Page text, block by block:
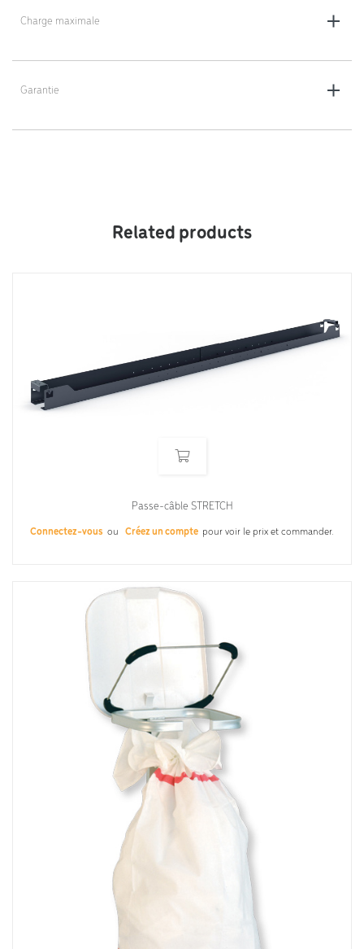
Charge maximale
250 kg
Garantie
5 ans
Related products
Passe-câble STRETCH
Connectez-vous ou Créez un compte pour voir le prix et commander.